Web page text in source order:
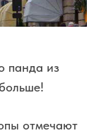
панда из
отмечают